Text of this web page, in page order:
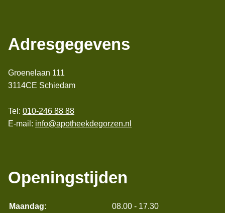
Adresgegevens
Groenelaan 111
3114CE Schiedam
Tel: 010-246 88 88
E-mail: info@apotheekdegorzen.nl
Openingstijden
Maandag:
08.00 - 17.30